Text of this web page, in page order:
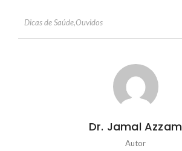
Dicas de Saúde,Ouvidos
Dr. Jamal Azzam
Autor